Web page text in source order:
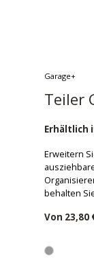
Garage+
Teiler
Erhältlich
Erweitern
behalten
Von 23,80